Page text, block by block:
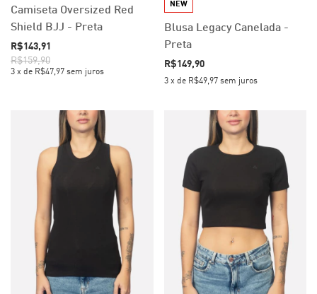
Camiseta Oversized Red
Shield BJJ - Preta
R$143,91
R$159,90
3 x de R$47,97 sem juros
NEW
Blusa Legacy Canelada -
Preta
R$149,90
3 x de R$49,97 sem juros